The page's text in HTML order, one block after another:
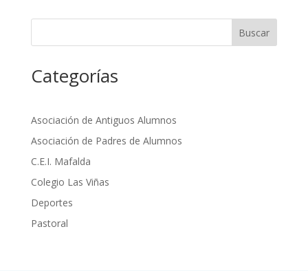
Buscar
Categorías
Asociación de Antiguos Alumnos
Asociación de Padres de Alumnos
C.E.I. Mafalda
Colegio Las Viñas
Deportes
Pastoral